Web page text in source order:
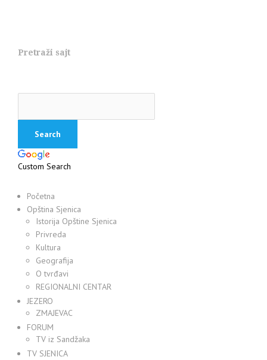
Pretraži sajt
Custom Search
Početna
Opština Sjenica
Istorija Opštine Sjenica
Privreda
Kultura
Geografija
O tvrđavi
REGIONALNI CENTAR
JEZERO
ZMAJEVAC
FORUM
TV iz Sandžaka
TV SJENICA